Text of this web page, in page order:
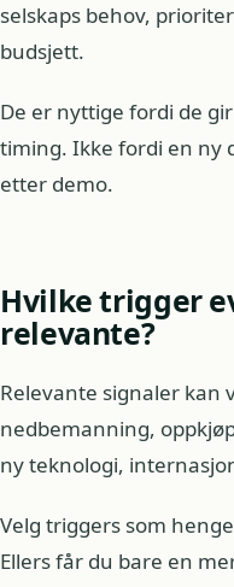
selskaps behov,
budsjett.
De er nyttige fordi de
timing. Ikke fordi en ny
etter demo.
Hvilke trigger
relevante?
Relevante signaler
nedbemanning,
ny teknologi,
Velg triggers som
Ellers får du bare en